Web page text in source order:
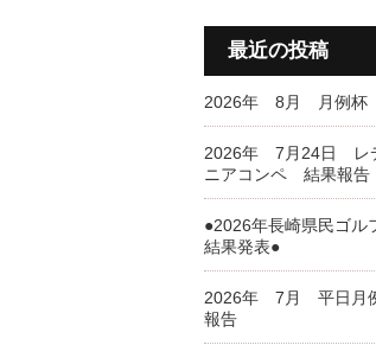
最近の投稿
2026年 8月 月例杯
2026年 7月24日 レ
ニアコンペ 結果報告
●2026年長崎県民ゴル
結果発表●
2026年 7月 平日月
報告